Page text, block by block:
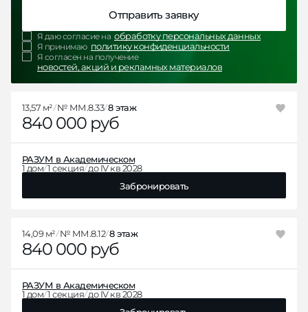
Отправить заявку
Я даю согласие наобработку персональных данных
Я принимаю политику конфиденциальности
Я согласен на получение
новостей, акций и рекламных материалов
840 000 руб
13,57 м² № ММ.8.33 8 этаж
РАЗУМ в Академическом
1 дом 1 секция до IV кв 2028
Забронировать
840 000 руб
14,09 м² № ММ.8.12 8 этаж
РАЗУМ в Академическом
1 дом 1 секция до IV кв 2028